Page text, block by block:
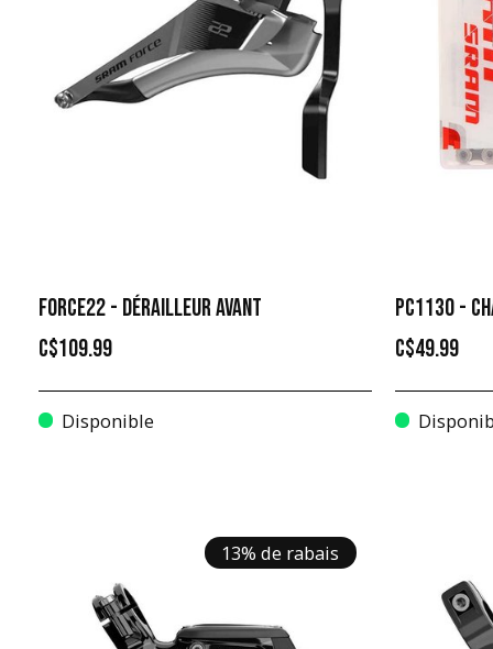
FORCE22 - DÉRAILLEUR AVANT
C$109.99
Disponible
PC1130 -
C$49.99
13% de rabais